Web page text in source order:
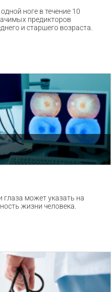
ноге в течение 10
предикторов
и старшего возраста.
глаза может указать на
жизни человека.